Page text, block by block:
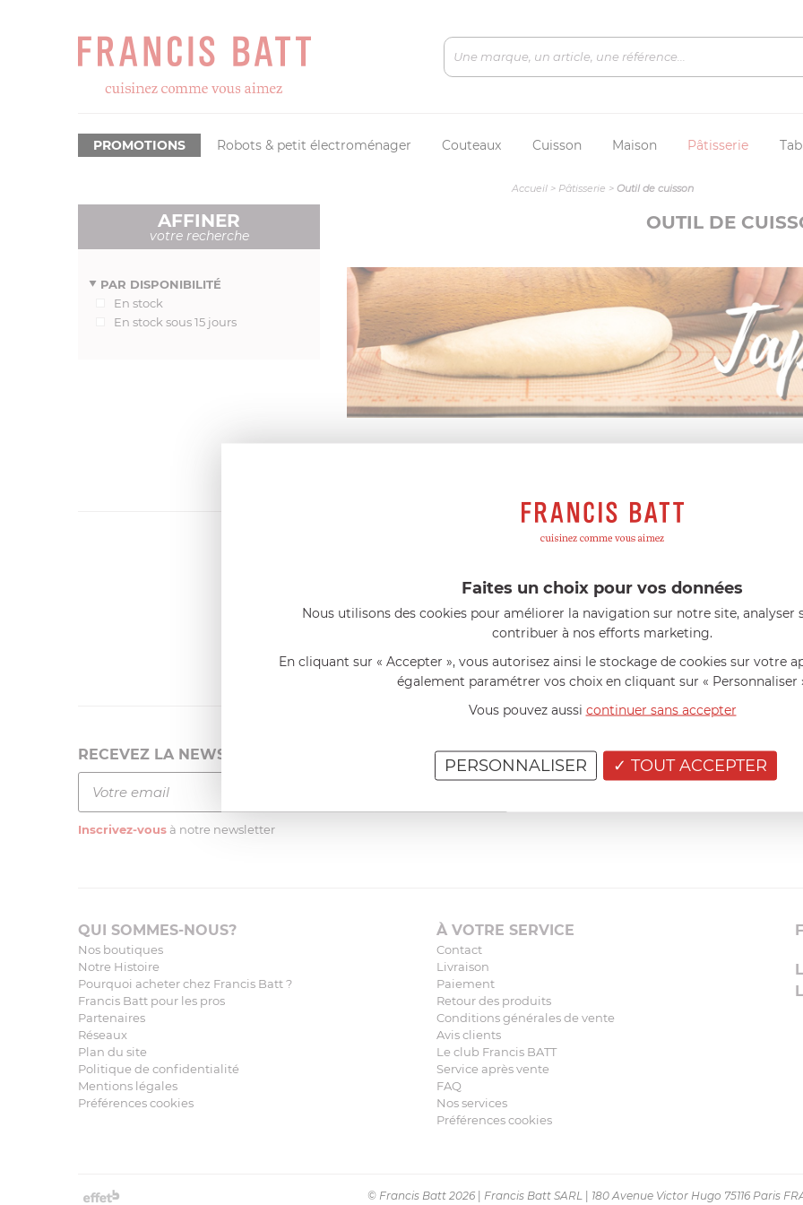
Robots & petit électroménager Couteaux Cuisson Maison Pâtisserie
PROMOTIONS
Accueil> Pâtisserie > Outil de cuisson
AFFINER
votre recherche
PAR DISPONIBILITÉ
En stock
En stock sous 15 jours
OUTIL DE
le 23/06/2026 à 12:04
fixe
«Nous sommes dans un produit de haute
qualité. Cette casserole est parfaite pour
l'élaboration des sauces et vient complé...»
Florence 63 ans le 23/06/2026 à
pour le robot cuiseur Cook Expert
«Je suis satisfaite du couteau
L'écrou est un peu dur au début
fait. La livraison a été très rapide. ...»
RECEVEZ LA NEWSLETTER
Inscrivez-vous à notre newsletter
QUI SOMMES-NOUS?
Nos boutiques
Notre Histoire
Pourquoi acheter chez Francis Batt ?
Francis Batt pour les pros
Partenaires
Réseaux
Plan du site
Politique de confidentialité
Mentions légales
Préférences cookies
À VOTRE SERVICE
Contact
Livraison
Paiement
Retour des produits
Conditions générales de vente
Avis clients
Le club Francis BATT
Service après vente
FAQ
Nos services
Préférences cookies
© Francis Batt 2026 | Francis Batt SARL | 180 Avenue Victor Hugo 75116 Paris
Faites un choix pour vos données
Nous utilisons des cookies pour améliorer la navigation sur notre site, analyser
contribuer à nos efforts marketing.
En cliquant sur « Accepter », vous autorisez ainsi le stockage de cookies sur votre
également paramétrer vos choix en cliquant sur « Personnaliser
Vous pouvez aussi continuer sans accepter
TOUT ACCEPTER
PERSONNALISER